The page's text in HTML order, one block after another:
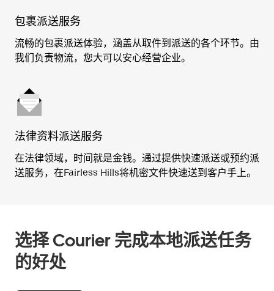
包裹派送服务
流畅的包裹派送体验，涵盖从取件到派送的各个环节。由
我们负责物流，您大可以安心经营企业。
法律资料派送服务
在法律领域，时间就是金钱。通过提供快速派送或预约派
送服务，在Fairless Hills将机密文件快速送到客户手上。
选择 Courier 完成本地派送任务
的好处